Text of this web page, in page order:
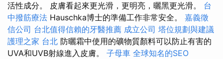
活性成分。 皮膚看起來更光滑，更明亮，曬黑更光滑。 台
中撥筋療法 Hauschka博士的準備工作非常安全。 嘉義徵
信公司 台北值得信賴的牙醫推薦 成立公司 塔位規劃與建議
護理之家 台北 防曬霜中使用的礦物質顏料可以防止有害的
UVA和UVB射線進入皮膚。 子母車 全球知名的SEO